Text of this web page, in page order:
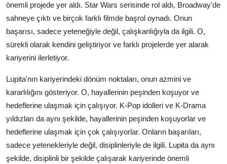
önemli projede yer aldı. Star Wars serisinde rol aldı, Broadway'de
sahneye çıktı ve birçok farklı filmde başrol oynadı. Onun
başarısı, sadece yeteneğiyle değil, çalışkanlığıyla da ilgili. O,
sürekli olarak kendini geliştiriyor ve farklı projelerde yer alarak
kariyerini ilerletiyor.
Lupita'nın kariyerindeki dönüm noktaları, onun azmini ve
kararlılığını gösteriyor. O, hayallerinin peşinden koşuyor ve
hedeflerine ulaşmak için çalışıyor. K-Pop idolleri ve K-Drama
yıldızları da aynı şekilde, hayallerinin peşinden koşuyorlar ve
hedeflerine ulaşmak için çok çalışıyorlar. Onların başarıları,
sadece yetenekleriyle değil, disiplinleriyle de ilgili. Lupita da aynı
şekilde, disiplinli bir şekilde çalışarak kariyerinde önemli